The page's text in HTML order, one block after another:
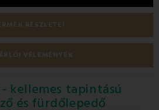
RÉSZLETEI
VÉLEMÉNYEK
kellemes tapintású
és fürdőlepedő